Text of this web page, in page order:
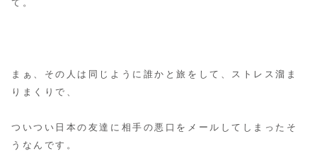
て。
まぁ、その人は同じように誰かと旅をして、ストレス溜ま
りまくりで、
ついつい日本の友達に 相手の悪口をメールしてしまったそ
うなんです。